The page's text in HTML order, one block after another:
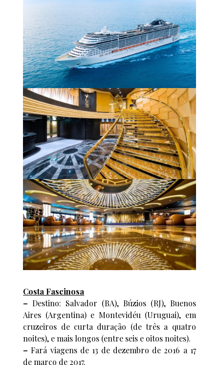
Costa Fascinosa
– Destino: Salvador (BA), Búzios (RJ), Buenos
Aires (Argentina) e Montevidéu (Uruguai), em
cruzeiros de curta duração (de três a quatro
noites), e mais longos (entre seis e oitos noites).
– Fará viagens de 13 de dezembro de 2016 a 17
de março de 2017.